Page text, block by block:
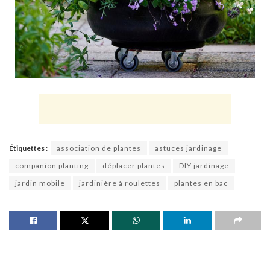
Étiquettes : association de plantes
astuces jardinage
companion planting
déplacer plantes
DIY jardinage
jardin mobile
jardinière à roulettes plantes en bac